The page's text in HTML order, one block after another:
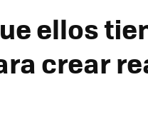
ellos
crear